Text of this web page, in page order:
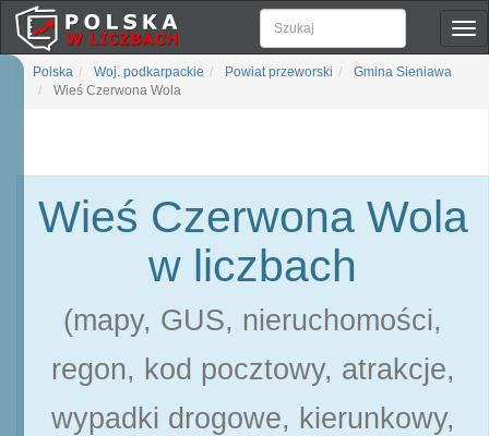
Polska Woj. podkarpackie Powiat przeworski
Gmina Sieniawa
Wieś Czerwona Wola
Wieś Czerwona Wola
w liczbach
(mapy, GUS, nieruchomości,
regon, kod pocztowy, atrakcje,
wypadki drogowe, kierunkowy,